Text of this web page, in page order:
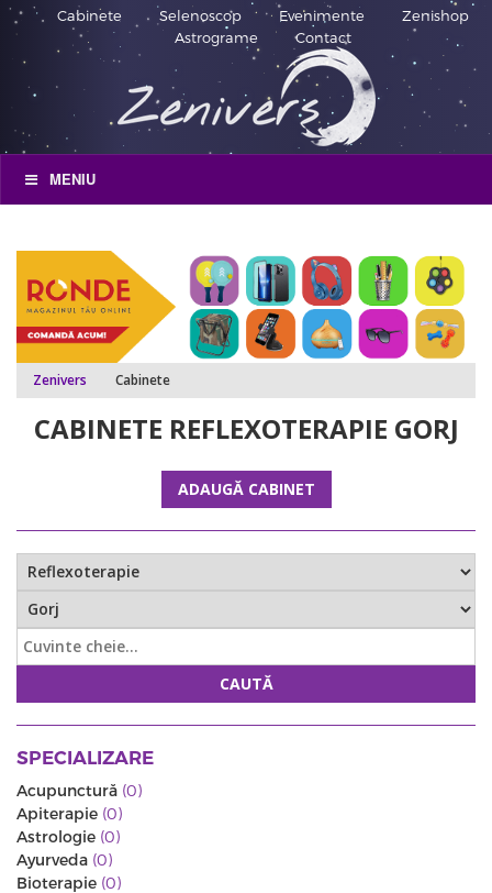
Cabinete Selenoscop Evenimente
Zenishop
Astrograme
Contact
MENIU
Zenivers Cabinete
CABINETE REFLEXOTERAPIE GORJ
ADAUGĂ CABINET
CAUTĂ
SPECIALIZARE
Acupunctură (0)
Apiterapie (0)
Astrologie (0)
Ayurveda (0)
Bioterapie (0)